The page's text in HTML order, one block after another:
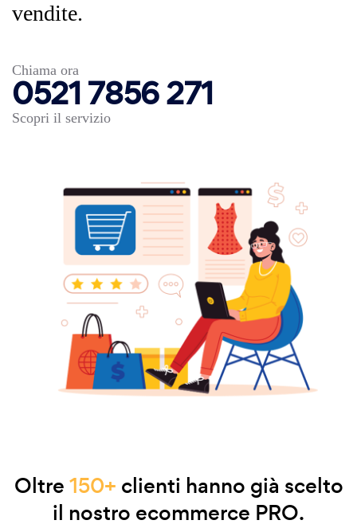
vendite.
Chiama ora
0521 7856 271
Scopri il servizio
Oltre150+ clienti hanno già scelto
il nostro ecommerce PRO.